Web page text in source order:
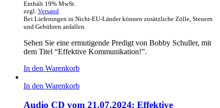
Enthält 19% MwSt.
zzgl. Versand
Bei Lieferungen in Nicht-EU-Länder können zusätzliche Zölle, Steuern
und Gebühren anfallen.
Sehen Sie eine ermutigende Predigt von Bobby Schuller, mit
dem Titel “Effektive Kommunikation!”.
In den Warenkorb
In den Warenkorb
Audio CD vom 21.07.2024: Effektive